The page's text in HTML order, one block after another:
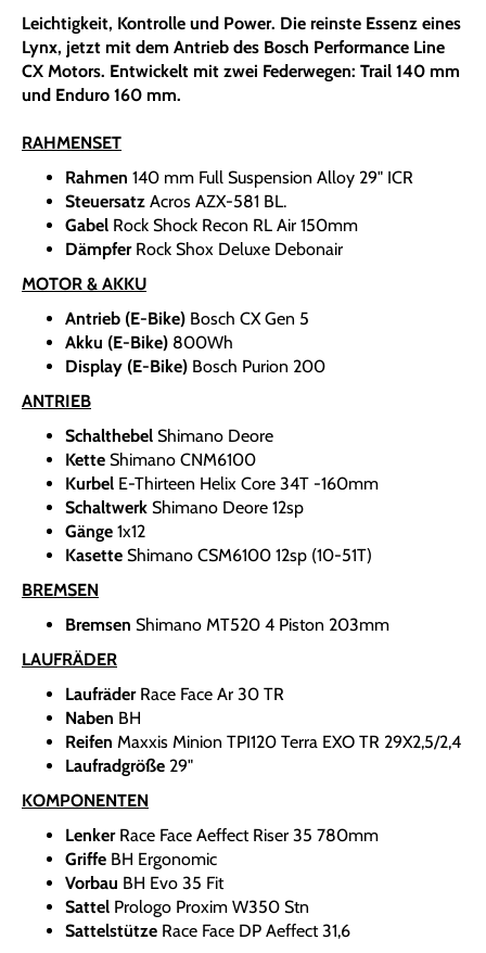
Leichtigkeit, Kontrolle und Power. Die reinste Essenz eines
Lynx, jetzt mit dem Antrieb des Bosch Performance Line
CX Motors. Entwickelt mit zwei Federwegen: Trail 140 mm
und Enduro 160 mm.
RAHMENSET
Rahmen 140 mm Full Suspension Alloy 29" ICR
Steuersatz Acros AZX-581 BL.
Gabel Rock Shock Recon RL Air 150mm
Dämpfer Rock Shox Deluxe Debonair
MOTOR & AKKU
Antrieb (E-Bike) Bosch CX Gen 5
Akku (E-Bike) 800Wh
Display (E-Bike) Bosch Purion 200
ANTRIEB
Schalthebel Shimano Deore
Kette Shimano CNM6100
Kurbel E-Thirteen Helix Core 34T -160mm
Schaltwerk Shimano Deore 12sp
Gänge 1x12
Kasette Shimano CSM6100 12sp (10-51T)
BREMSEN
Bremsen Shimano MT520 4 Piston 203mm
LAUFRÄDER
Laufräder Race Face Ar 30 TR
Naben BH
Reifen Maxxis Minion TPI120 Terra EXO TR 29X2,5/2,4
Laufradgröße 29"
KOMPONENTEN
Lenker Race Face Aeffect Riser 35 780mm
Griffe BH Ergonomic
Vorbau BH Evo 35 Fit
Sattel Prologo Proxim W350 Stn
Sattelstütze Race Face DP Aeffect 31,6